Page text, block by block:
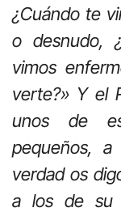
¿Cuándo te
o desnudo,
vimos
verte?» Y el
unos de
pequeños,
verdad os
a los de su